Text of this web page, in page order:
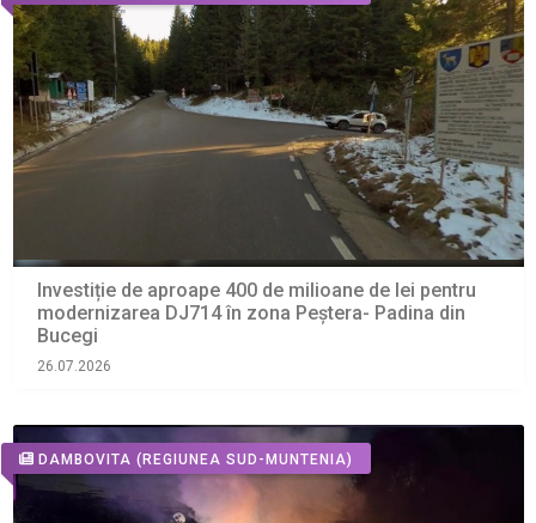
Investiție de aproape 400 de milioane de lei pentru
modernizarea DJ714 în zona Peștera- Padina din
Bucegi
26.07.2026
DAMBOVITA (REGIUNEA SUD-MUNTENIA)